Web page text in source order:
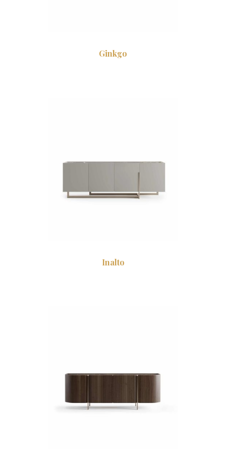
Ginkgo
Inalto